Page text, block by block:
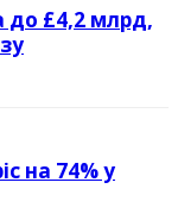
до £4,2 млрд,
на 74% у